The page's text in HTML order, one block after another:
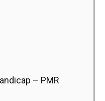
– PMR